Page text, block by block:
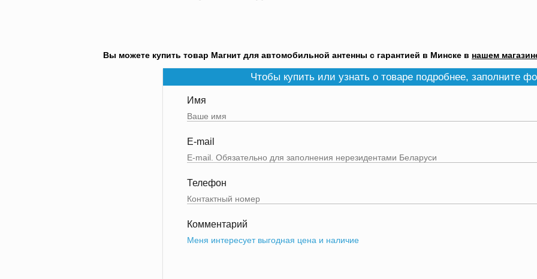
Вы можете купить товар Магнит для автомобильной антенны с гарантией в Минске в нашем
Чтобы купить или узнать о товаре подробнее, заполните
Имя
E-mail
Телефон
Комментарий